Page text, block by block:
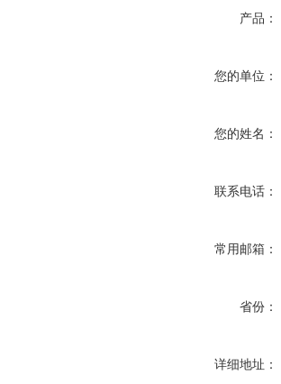
产品：
您的单位：
您的姓名：
联系电话：
常用邮箱：
省份：
详细地址：